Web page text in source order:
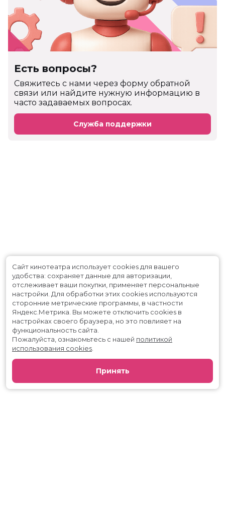
Есть вопросы?
Cвяжитесь с нами через форму обратной
связи или найдите нужную информацию в
часто задаваемых вопросах.
Служба поддержки
Сайт кинотеатра использует cookies для вашего
удобства: сохраняет данные для авторизации,
отслеживает ваши покупки, применяет персональные
настройки. Для обработки этих cookies используются
сторонние метрические программы, в частности
Яндекс.Метрика. Вы можете отключить cookies в
настройках своего браузера, но это повлияет на
функциональность сайта.
Пожалуйста, ознакомьтесь с нашей политикой
использования cookies
Принять